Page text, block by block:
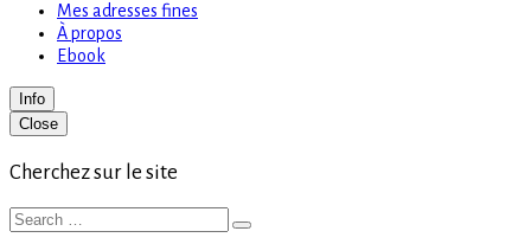
Mes adresses fines
À propos
Ebook
Info
Primary
Sidebar
Close
Cherchez sur le site
Search
Search